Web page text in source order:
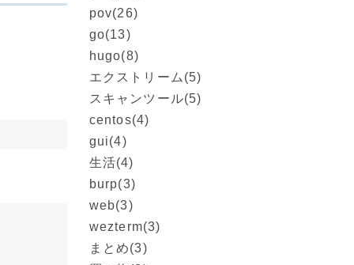
pov(26)
go(13)
hugo(8)
エクストリーム (5)
スキャンツール(5)
centos(4)
gui(4)
生活(4)
burp(3)
web(3)
wezterm(3)
まとめ(3)